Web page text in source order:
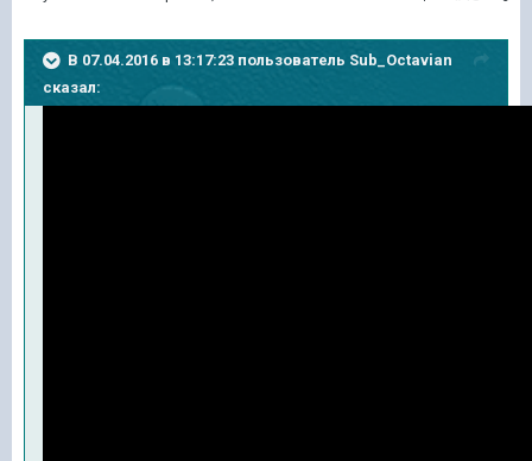
В 07.04.2016 в 13:17:23 пользователь Sub_Octavian
сказал: